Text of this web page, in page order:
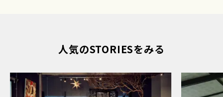
人気のSTORIESをみる